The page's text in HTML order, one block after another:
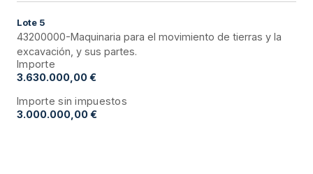
Lote 5
43200000-Maquinaria para el movimiento de tierras y la
excavación, y sus partes.
Importe
3.630.000,00 €
Importe sin impuestos
3.000.000,00 €